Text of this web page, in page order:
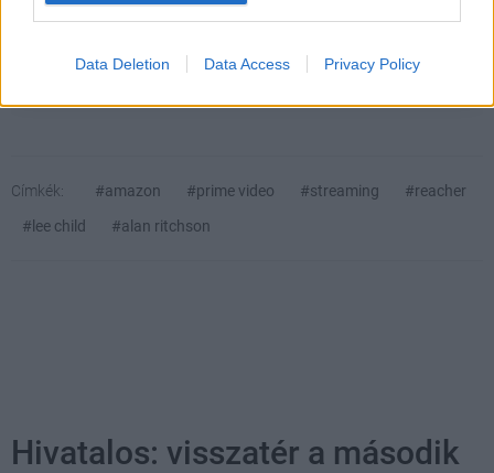
Data Deletion Data Access Privacy Policy
Július végén folytatódik a balatoni strandröplabda-
sorozat.
Címkék: #amazon #prime video #streaming
#reacher
#lee child
#alan ritchson
Hivatalos: visszatér a második